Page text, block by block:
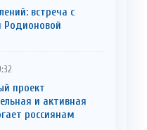
встреча с
Родионовой
проект
и активная
россиянам